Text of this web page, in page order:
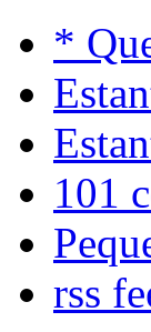
*
101
rss